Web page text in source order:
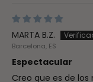
MARTA B.Z.
Barcelona, ES
Espectacular
Creo que es de